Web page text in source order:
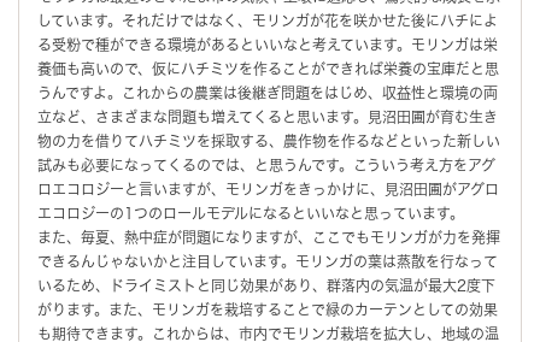
しています。それだけではなく、モリンガが花を咲かせた後にハチによ
る受粉で種ができる環境があるといいなと考えています。モリンガは栄
養価も高いので、仮にハチミツを作ることができれば栄養の宝庫だと思
うんですよ。これからの農業は後継ぎ問題をはじめ、収益性と環境の両
立など、さまざまな問題も増えてくると思います。見沼田圃が育む生き
物の力を借りてハチミツを採取する、農作物を作るなどといった新しい
試みも必要になってくるのでは、と思うんです。こういう考え方をアグ
ロエコロジーと言いますが、モリンガをきっかけに、見沼田圃がアグロ
エコロジーの1つのロールモデルになるといいなと思っています。
また、毎夏、熱中症が問題になりますが、ここでもモリンガが力を発揮
できるんじゃないかと注目しています。モリンガの葉は蒸散を行なって
いるため、ドライミストと同じ効果があり、群落内の気温が最大2度下
がります。また、モリンガを栽培することで緑のカーテンとしての効果
も期待できます。これからは、市内でモリンガ栽培を拡大し、地域の温